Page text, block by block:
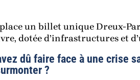
un billet unique Dreux-
dotée d’infrastructures et
dû faire face à une crise
?